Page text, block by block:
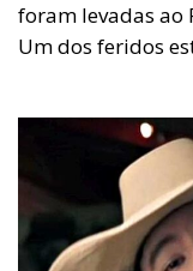
foram levadas ao
Um dos feridos